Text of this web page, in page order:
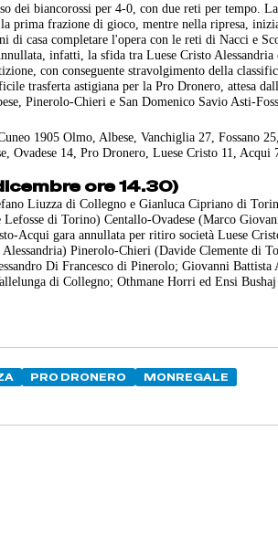
dei biancorossi per 4-0, con due reti per tempo. La
prima frazione di gioco, mentre nella ripresa,
di casa completare l'opera con le reti di Nacci e
infatti, la sfida tra Luese Cristo Alessandria
con conseguente stravolgimento della
trasferta astigiana per la Pro Dronero, attesa
Pinerolo-Chieri e San Domenico Savio Asti-
1905 Olmo, Albese, Vanchiglia 27, Fossano
Ovadese 14, Pro Dronero, Luese Cristo 11, Acqui
ore 14.30)
Liuzza di Collegno e Gianluca Cipriano di
Lefosse di Torino) Centallo-Ovadese (Marco
Acqui gara annullata per ritiro società Luese
Pinerolo-Chieri (Davide Clemente di
Di Francesco di Pinerolo; Giovanni Battista
di Collegno; Othmane Horri ed Ensi
PRO DRONERO
MONREGALE